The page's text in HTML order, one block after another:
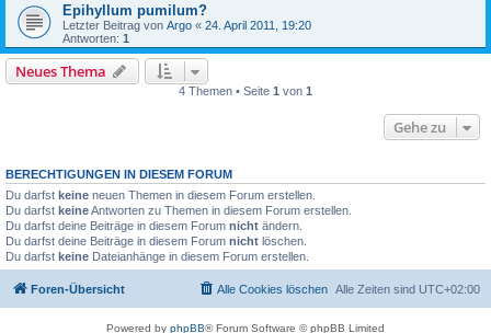
Epihyllum pumilum?
Letzter Beitrag von Argo « 24. April 2011, 19:20
Antworten: 1
Neues Thema
4 Themen • Seite 1 von 1
Gehe zu
BERECHTIGUNGEN IN DIESEM FORUM
Du darfst keine neuen Themen in diesem Forum erstellen.
Du darfst keineAntworten zu Themen in diesem Forum erstellen.
Du darfst deine Beiträge in diesem Forum nicht ändern.
Du darfst deine Beiträge in diesem Forum nicht löschen.
Du darfst keine Dateianhänge in diesem Forum erstellen.
Foren-Übersicht Alle Zeiten sind UTC+02:00
Alle Cookies löschen
Powered by phpBB® Forum Software © phpBB Limited